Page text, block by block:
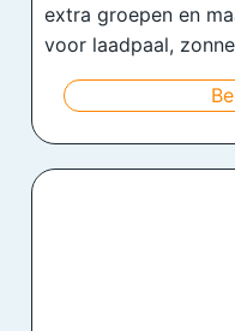
extra groepen en
voor laadpaal,